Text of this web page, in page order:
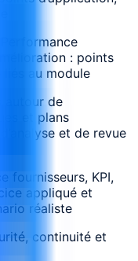
: points
liés au module
autour de
et plans
et de revue
fournisseurs, KPI,
appliqué et
réaliste
continuité et